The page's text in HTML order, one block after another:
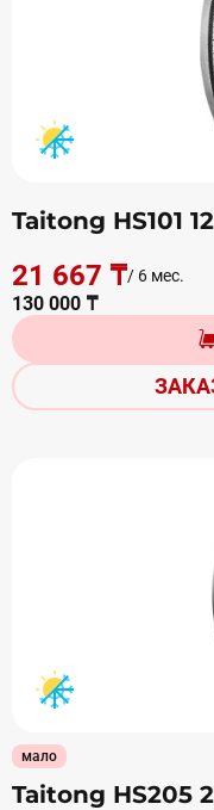
Taitong HS101
21 667 ₸/ 6 мес.
130 000 ₸
мало
Taitong HS205